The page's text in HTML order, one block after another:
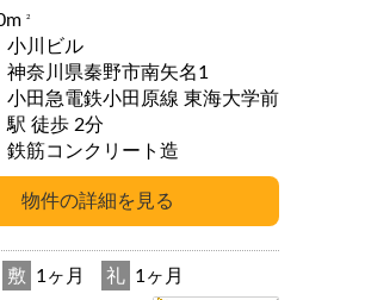
2
小川ビル
神奈川県秦野市南矢名1
小田急電鉄小田原線 東海大学前
駅 徒歩 2分
鉄筋コンクリート造
敷 1ヶ月 礼 1ヶ月